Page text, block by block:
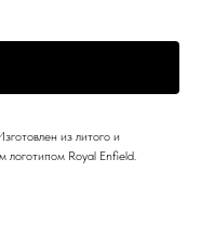
из литого и
Royal Enfield.